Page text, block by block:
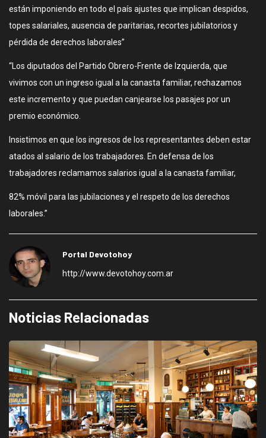
están imponiendo en todo el país ajustes que implican despidos,
topes salariales, ausencia de paritarias, recortes jubilatorios y
pérdida de derechos laborales”
“Los diputados del Partido Obrero-Frente de Izquierda, que
vivimos con un ingreso igual a la canasta familiar, rechazamos
este incremento y que puedan canjearse los pasajes por un
premio económico.
Insistimos en que los ingresos de los representantes deben estar
atados al salario de los trabajadores. En defensa de los
trabajadores reclamamos salarios igual a la canasta familiar,
82% móvil para las jubilaciones y el respeto de los derechos
laborales.”
Portal Devotohoy
http://www.devotohoy.com.ar
Noticias Relacionadas